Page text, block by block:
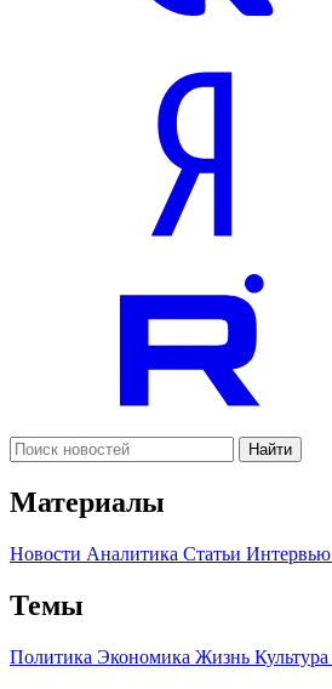
Найти
Материалы
Новости Аналитика Статьи Интервью
Темы
Политика Экономика Жизнь Культура